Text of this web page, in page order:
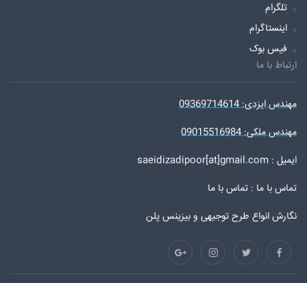
تلگرام
اینستاگرام
فیس بوک
ارتباط با ما
مهندس ایزدی: 09369714614
مهندس ملکی: 09015516984
ایمیل : saeidizadipoor[at]gmail.com
تماس با ما : تماس با ما
نگارش انواع طرح توجیهی و بیزینس پلن